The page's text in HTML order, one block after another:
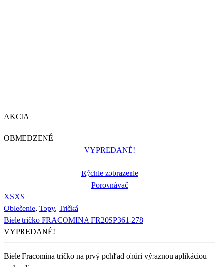
AKCIA
OBMEDZENÉ
VYPREDANÉ!
Rýchle zobrazenie
Porovnávač
XSXS
Oblečenie, Topy, Tričká
Biele tričko FRACOMINA FR20SP361-278
VYPREDANÉ!
Biele Fracomina tričko na prvý pohľad ohúri výraznou aplikáciou